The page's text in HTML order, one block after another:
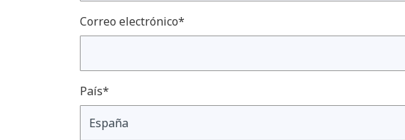
Correo electrónico*
País*